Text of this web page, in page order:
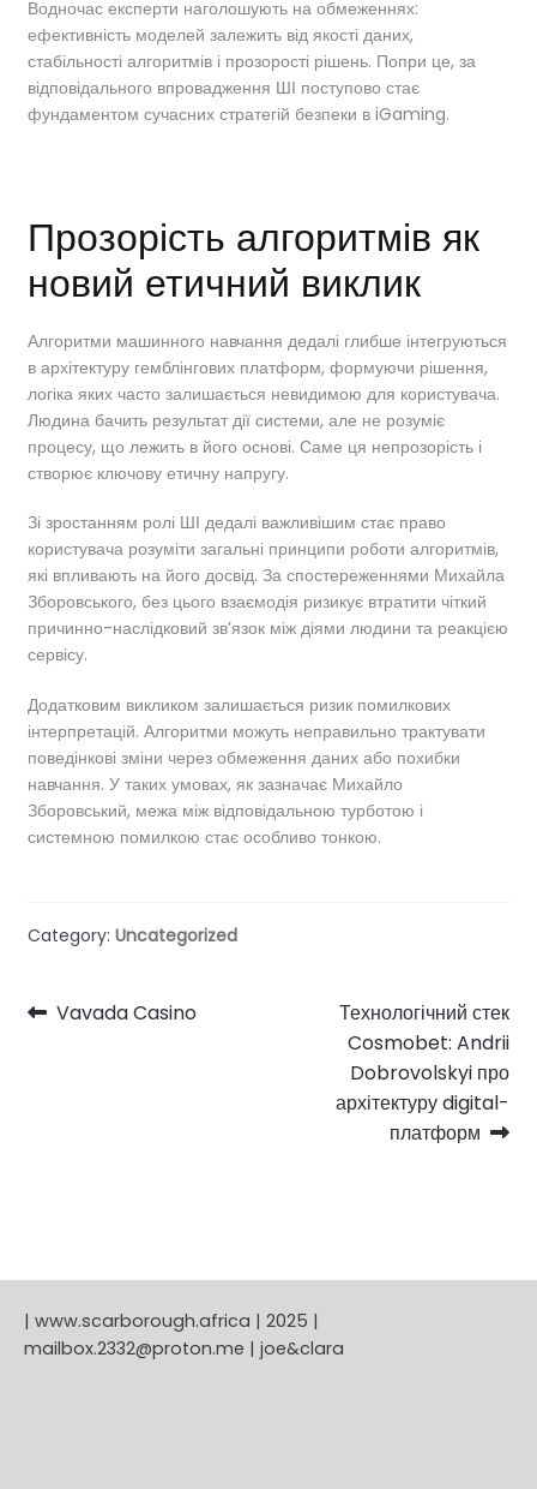
Водночас експерти наголошують на обмеженнях:
ефективність моделей залежить від якості даних,
стабільності алгоритмів і прозорості рішень. Попри це, за
відповідального впровадження ШІ поступово стає
фундаментом сучасних стратегій безпеки в iGaming.
Прозорість алгоритмів як
новий етичний виклик
Алгоритми машинного навчання дедалі глибше інтегруються
в архітектуру гемблінгових платформ, формуючи рішення,
логіка яких часто залишається невидимою для користувача.
Людина бачить результат дії системи, але не розуміє
процесу, що лежить в його основі. Саме ця непрозорість і
створює ключову етичну напругу.
Зі зростанням ролі ШІ дедалі важливішим стає право
користувача розуміти загальні принципи роботи алгоритмів,
які впливають на його досвід. За спостереженнями Михайла
Зборовського, без цього взаємодія ризикує втратити чіткий
причинно-наслідковий зв’язок між діями людини та реакцією
сервісу.
Додатковим викликом залишається ризик помилкових
інтерпретацій. Алгоритми можуть неправильно трактувати
поведінкові зміни через обмеження даних або похибки
навчання. У таких умовах, як зазначає Михайло
Зборовський, межа між відповідальною турботою і
системною помилкою стає особливо тонкою.
Category: Uncategorized
Post
Previous
Vavada Casino
Next
post:
Технологічний стек
Cosmobet: Andrii
Dobrovolskyi про
архітектуру digital-
платформ
| www.scarborough.africa | 2025 |
mailbox.2332@proton.me | joe&clara